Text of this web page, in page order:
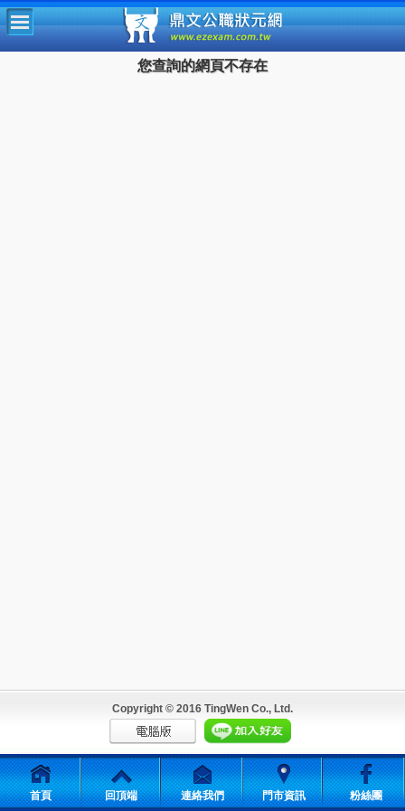
鼎文公
您查詢的網頁不存在
Copyright © 2016 TingWen Co., Ltd.
首頁 回頂端 連絡我們 門市資訊 粉絲團